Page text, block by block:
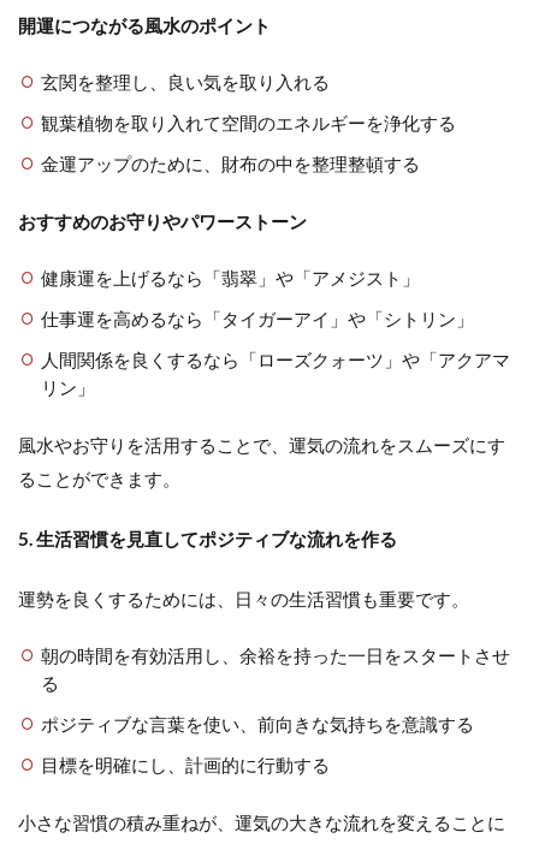
開運につながる風水のポイント
玄関を整理し、良い気を取り入れる
観葉植物を取り入れて空間のエネルギーを浄化する
金運アップのために、財布の中を整理整頓する
おすすめのお守りやパワーストーン
健康運を上げるなら「翡翠」や「アメジスト」
仕事運を高めるなら「タイガーアイ」や「シトリン」
人間関係を良くするなら「ローズクォーツ」や「アクアマ
リン」
風水やお守りを活用することで、運気の流れをスムーズにす
ることができます。
5. 生活習慣を見直してポジティブな流れを作る
運勢を良くするためには、日々の生活習慣も重要です。
朝の時間を有効活用し、余裕を持った一日をスタートさせ
る
ポジティブな言葉を使い、前向きな気持ちを意識する
目標を明確にし、計画的に行動する
小さな習慣の積み重ねが、運気の大きな流れを変えることに